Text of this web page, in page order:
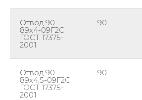
Отвод 90-
89х4-09Г2С
ГОСТ 17375-
2001
90
Отвод 90-
89х4,5-09Г2С
ГОСТ 17375-
2001
90